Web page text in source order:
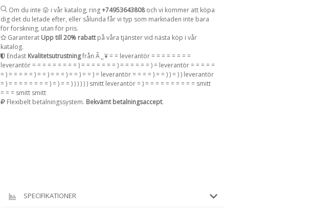
Om du inte 😛 i vår katalog, ring+74953643808och vi kommer att köpa
dig det du letade efter, eller sålunda får vi typ som marknaden inte bara
för forskning, utan för pris.
Garanterat Upp till 20% rabattpå våra tjänster vid nästa köp i vår
katalog.
Endast Kvalitetsutrustningfrån Ã ̧ ̧ ¥ = = leverantör = = = = = = = =
leverantör = = = = = = = = = ) = = = = = = = ) = = = = = = ) = leverantör = = = = =
= ) = = = = = ) = = ) = = = ) = = ) = = ) = leverantör = = = = ) = = ) ) = ) ) leverantör
= ) = = = = = = = = ) = ) = = ) ) ) ) ) ) smitt leverantör = ) = = = = = = = = = = smitt
= = = smitt smitt
Flexibelt betalningssystem. Bekvämt betalningsaccept.
SPECIFIKATIONER